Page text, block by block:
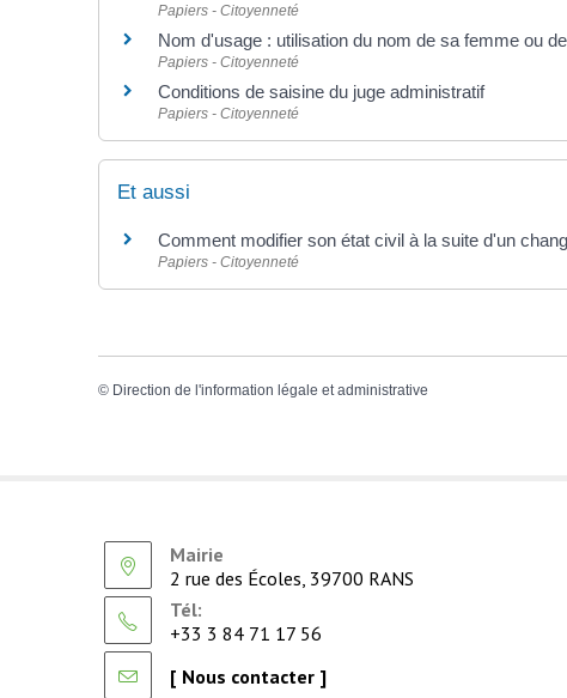
Papiers - Citoyenneté
Nom d'usage : utilisation du nom de sa femme ou
Papiers - Citoyenneté
Conditions de saisine du juge administratif
Papiers - Citoyenneté
Et aussi
Comment modifier son état civil à la suite d'un
Papiers - Citoyenneté
© Direction de l'information légale et administrative
Mairie
2 rue des Écoles, 39700 RANS
Tél:
+33 3 84 71 17 56
[ Nous contacter ]